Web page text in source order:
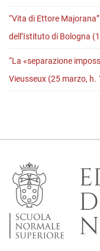
“Vita di Ettore
dell’Istituto di Bologna
“La «separazione
Vieusseux (25 marzo, h.